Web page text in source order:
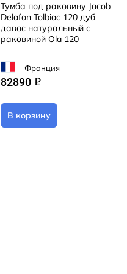
Тумба под раковину Jacob
Delafon Tolbiac 120 дуб
давос натуральный с
раковиной Ola 120
Франция
82890 q
В корзину